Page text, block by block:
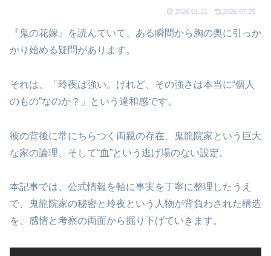
2026.01.21 2026.07.25
『鬼の花嫁』を読んでいて、ある瞬間から胸の奥に引っか
かり始める疑問があります。
それは、「玲夜は強い。けれど、その強さは本当に“個人
のもの”なのか？」という違和感です。
彼の背後に常にちらつく両親の存在、鬼龍院家という巨大
な家の論理、そして“血”という逃げ場のない設定。
本記事では、公式情報を軸に事実を丁寧に整理したうえ
で、鬼龍院家の秘密と玲夜という人物が背負わされた構造
を、感情と考察の両面から掘り下げていきます。